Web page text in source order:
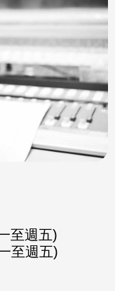
至週五)
至週五)